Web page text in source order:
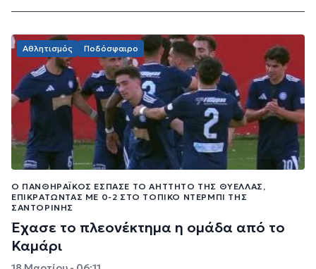
Αθλητισμός Ποδόσφαιρο
Ο ΠΑΝΘΗΡΑΪΚΌΣ ΈΣΠΑΣΕ ΤΟ ΑΉΤΤΗΤΟ ΤΗΣ ΘΎΕΛΛΑΣ,
ΕΠΙΚΡΑΤΏΝΤΑΣ ΜΕ 0-2 ΣΤΟ ΤΟΠΙΚΌ ΝΤΈΡΜΠΙ ΤΗΣ
ΣΑΝΤΟΡΊΝΗΣ
Έχασε το πλεονέκτημα η ομάδα από το
Καμάρι